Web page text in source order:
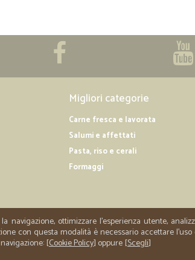
Migliori categorie
Carne fresca e lavorata
Salumi e affettati
Pasta, riso e cerali
Formaggi
navigazione, ottimizzare l'esperienza utente,
con questa modalità è necessario accettare
[Cookie Policy] oppure [Scegli]